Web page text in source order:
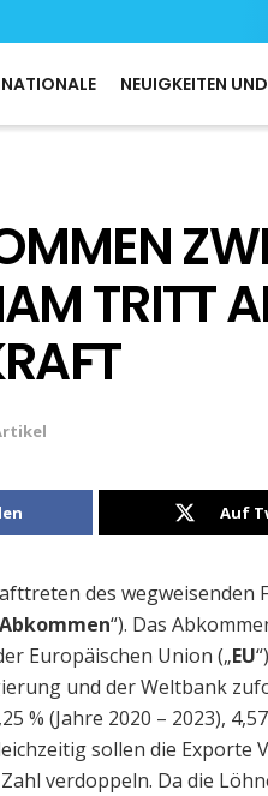
NEUIGKEITEN
TRITT
Auf
des wegweisenden
Abkommen“). Das
Europäischen Union („EU
und der Weltbank
% (Jahre 2020 – 2023),
sollen die Exporte
verdoppeln. Da die